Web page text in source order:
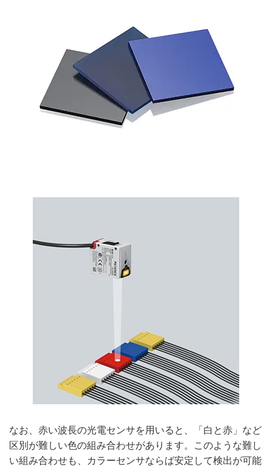
なお、赤い波長の光電センサを用いると、「白と赤」など
区別が難しい色の組み合わせがあります。このような難し
い組み合わせも、カラーセンサならば安定して検出が可能